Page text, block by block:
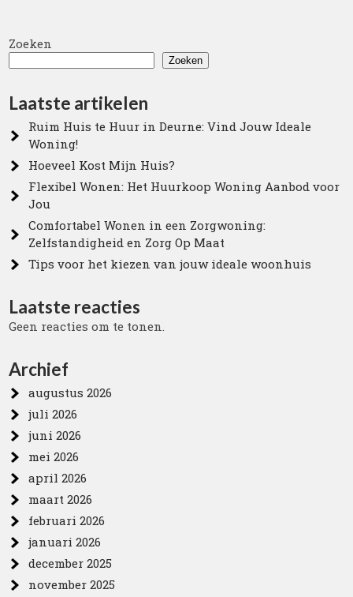
Zoeken
Zoeken
Laatste artikelen
Ruim Huis te Huur in Deurne: Vind Jouw Ideale
Woning!
Hoeveel Kost Mijn Huis?
Flexibel Wonen: Het Huurkoop Woning Aanbod voor
Jou
Comfortabel Wonen in een Zorgwoning:
Zelfstandigheid en Zorg Op Maat
Tips voor het kiezen van jouw ideale woonhuis
Laatste reacties
Geen reacties om te tonen.
Archief
augustus 2026
juli 2026
juni 2026
mei 2026
april 2026
maart 2026
februari 2026
januari 2026
december 2025
november 2025